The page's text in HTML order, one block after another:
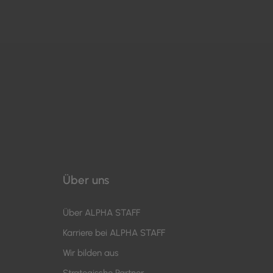
Über uns
Über ALPHA STAFF
Karriere bei ALPHA STAFF
Wir bilden aus